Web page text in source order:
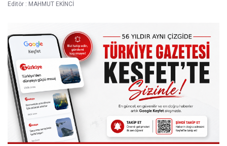
Editör : MAHMUT EKİNCİ